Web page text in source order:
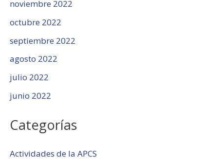
noviembre 2022
octubre 2022
septiembre 2022
agosto 2022
julio 2022
junio 2022
Categorías
Actividades de la APCS